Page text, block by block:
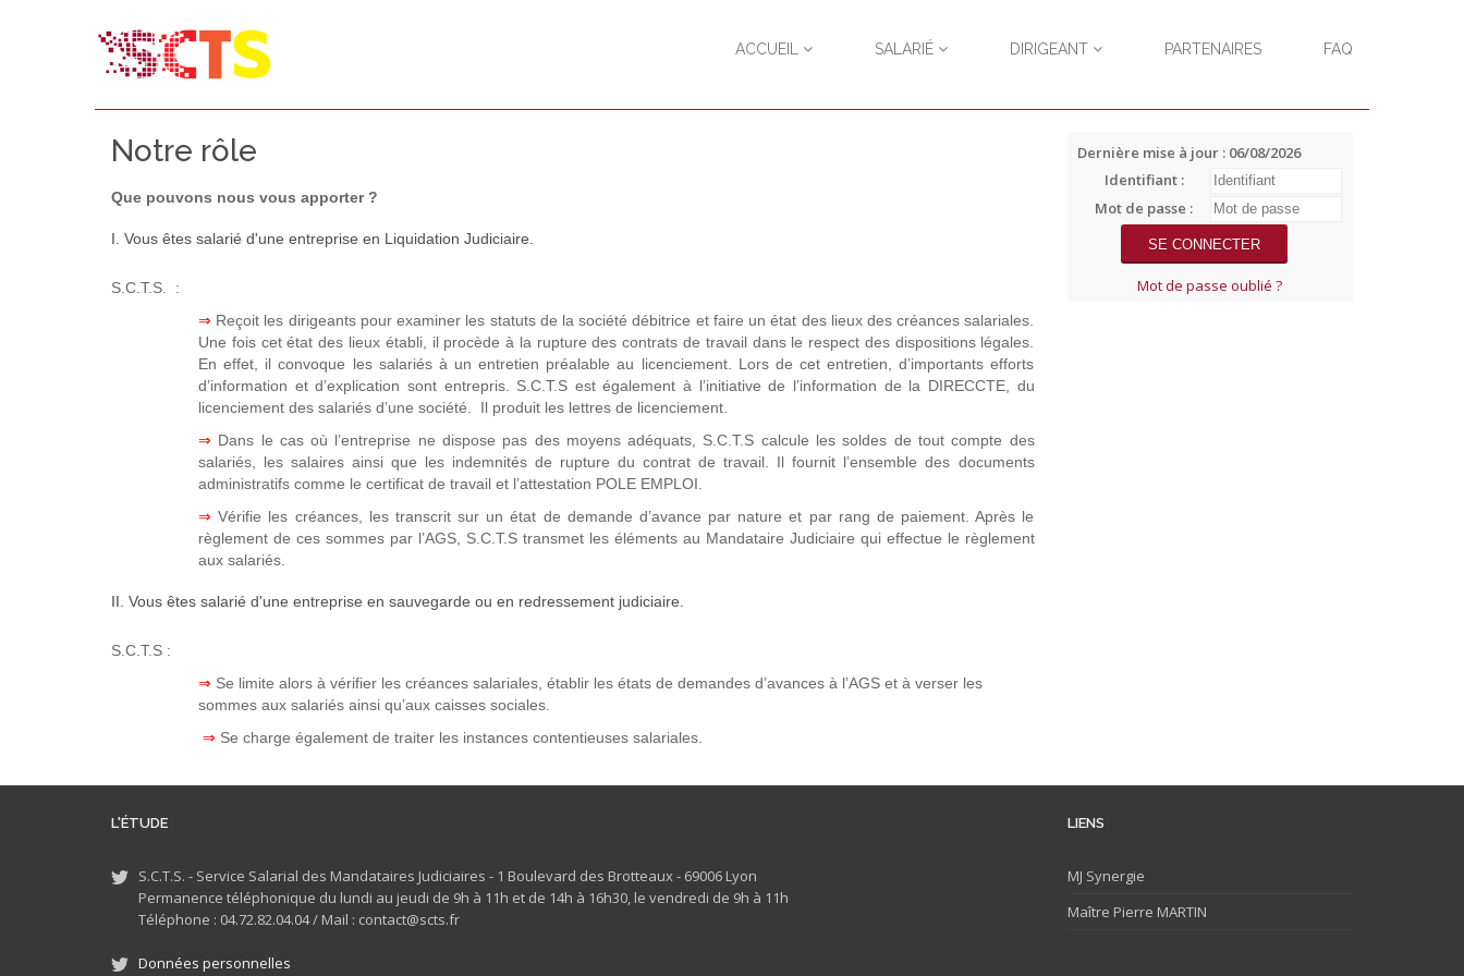
ACCUEIL SALARIÉ DIRIGEANT PARTENAIRES FAQ
Notre rôle
Que pouvons nous vous apporter ?
I. Vous êtes salarié d'une entreprise en Liquidation Judiciaire.
S.C.T.S. :
⇒ Reçoit les dirigeants pour examiner les statuts de la société débitrice et faire un état des lieux des créances salariales.
Une fois cet état des lieux établi, il procède à la rupture des contrats de travail dans le respect des dispositions légales.
En effet, il convoque les salariés à un entretien préalable au licenciement. Lors de cet entretien, d’importants efforts
d’information et d’explication sont entrepris. S.C.T.S est également à l’initiative de l’information de la DIRECCTE, du
licenciement des salariés d’une société. Il produit les lettres de licenciement.
⇒ Dans le cas où l’entreprise ne dispose pas des moyens adéquats, S.C.T.S calcule les soldes de tout compte des
salariés, les salaires ainsi que les indemnités de rupture du contrat de travail. Il fournit l’ensemble des documents
administratifs comme le certificat de travail et l’attestation POLE EMPLOI.
⇒ Vérifie les créances, les transcrit sur un état de demande d’avance par nature et par rang de paiement. Après le
règlement de ces sommes par l’AGS, S.C.T.S transmet les éléments au Mandataire Judiciaire qui effectue le règlement
aux salariés.
II. Vous êtes salarié d'une entreprise en sauvegarde ou en redressement judiciaire.
S.C.T.S :
⇒ Se limite alors à vérifier les créances salariales, établir les états de demandes d’avances à l’AGS et à verser les
sommes aux salariés ainsi qu’aux caisses sociales.
⇒ Se charge également de traiter les instances contentieuses salariales.
Dernière mise à jour : 06/08/2026
Identifiant :
Mot de passe :
Mot de passe oublié ?
L'ÉTUDE
S.C.T.S. - Service Salarial des Mandataires Judiciaires - 1 Boulevard des Brotteaux - 69006 Lyon
Permanence téléphonique du lundi au jeudi de 9h à 11h et de 14h à 16h30, le vendredi de 9h à 11h
Téléphone : 04.72.82.04.04 / Mail : contact@scts.fr
Données personnelles
LIENS
MJ Synergie
Maître Pierre MARTIN